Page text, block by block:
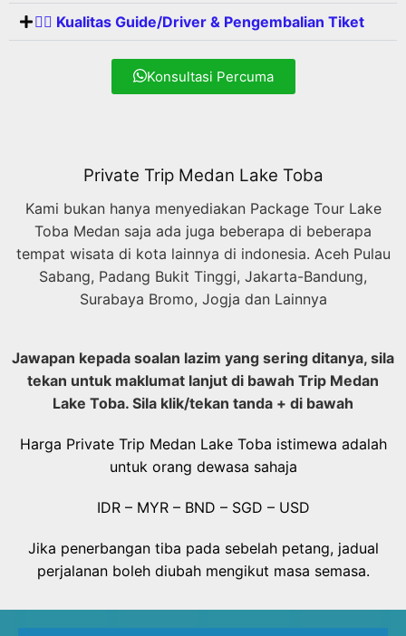
👨‍✈️ Kualitas Guide/Driver & Pengembalian Tiket
Konsultasi Percuma
Private Trip Medan Lake Toba
Kami bukan hanya menyediakan Package Tour Lake
Toba Medan saja ada juga beberapa di beberapa
tempat wisata di kota lainnya di indonesia. Aceh Pulau
Sabang, Padang Bukit Tinggi, Jakarta-Bandung,
Surabaya Bromo, Jogja dan Lainnya
Jawapan kepada soalan lazim yang sering ditanya, sila
tekan untuk maklumat lanjut di bawah Trip Medan
Lake Toba. Sila klik/tekan tanda + di bawah
Harga Private Trip Medan Lake Toba istimewa adalah
untuk orang dewasa sahaja
IDR – MYR – BND – SGD – USD
Jika penerbangan tiba pada sebelah petang, jadual
perjalanan boleh diubah mengikut masa semasa.